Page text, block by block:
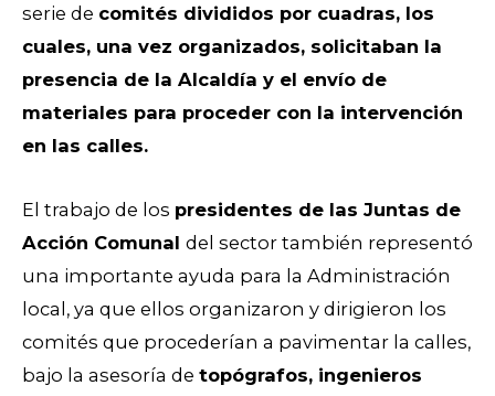
serie de comités divididos por cuadras, los
cuales, una vez organizados, solicitaban la
presencia de la Alcaldía y el envío de
materiales para proceder con la intervención
en las calles.
El trabajo de los presidentes de las Juntas de
Acción Comunal del sector también representó
una importante ayuda para la Administración
local, ya que ellos organizaron y dirigieron los
comités que procederían a pavimentar la calles,
bajo la asesoría de topógrafos, ingenieros